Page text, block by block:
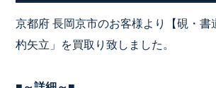
京都府 長岡京市のお客様より【硯・書
杓矢立」を買取り致しました。